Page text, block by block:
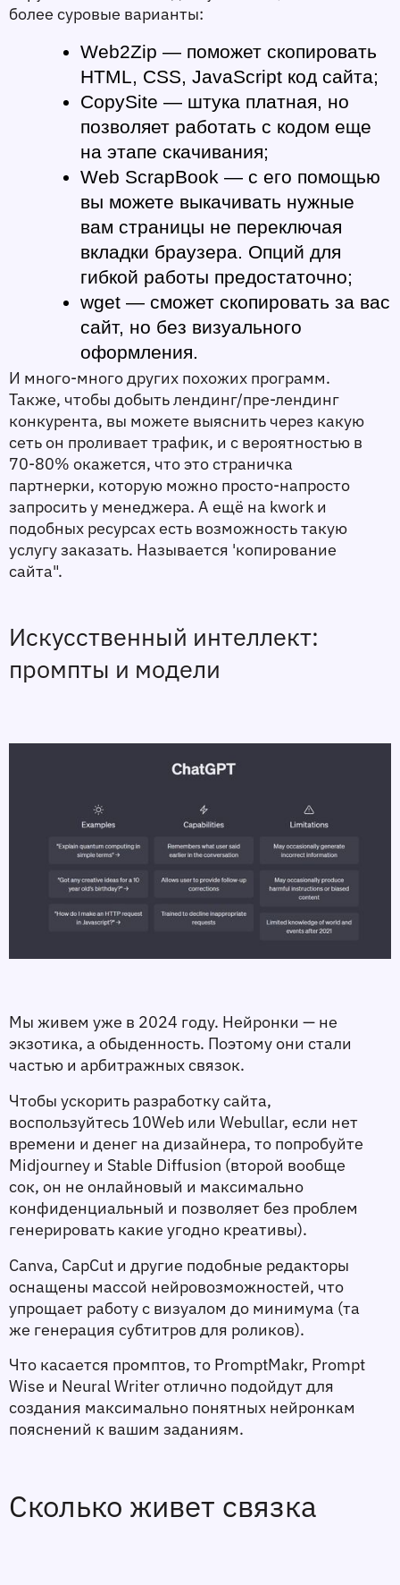
более суровые варианты:
Web2Zip — поможет скопировать
HTML, CSS, JavaScript код сайта;
CopySite — штука платная, но
позволяет работать с кодом еще
на этапе скачивания;
Web ScrapBook — с его помощью
вы можете выкачивать нужные
вам страницы не переключая
вкладки браузера. Опций для
гибкой работы предостаточно;
wget — сможет скопировать за вас
сайт, но без визуального
оформления.
И много-много других похожих программ.
Также, чтобы добыть лендинг/пре-лендинг
конкурента, вы можете выяснить через какую
сеть он проливает трафик, и с вероятностью в
70-80% окажется, что это страничка
партнерки, которую можно просто-напросто
запросить у менеджера. А ещё на kwork и
подобных ресурсах есть возможность такую
услугу заказать. Называется 'копирование
сайта".
Искусственный интеллект:
промпты и модели
Мы живем уже в 2024 году. Нейронки — не
экзотика, а обыденность. Поэтому они стали
частью и арбитражных связок.
Чтобы ускорить разработку сайта,
воспользуйтесь 10Web или Webullar, если нет
времени и денег на дизайнера, то попробуйте
Midjourney и Stable Diffusion (второй вообще
сок, он не онлайновый и максимально
конфиденциальный и позволяет без проблем
генерировать какие угодно креативы).
Canva, CapCut и другие подобные редакторы
оснащены массой нейровозможностей, что
упрощает работу с визуалом до минимума (та
же генерация субтитров для роликов).
Что касается промптов, то PromptMakr, Prompt
Wise и Neural Writer отлично подойдут для
создания максимально понятных нейронкам
пояснений к вашим заданиям.
Сколько живет связка